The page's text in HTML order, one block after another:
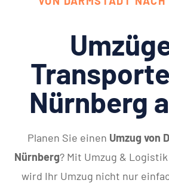
Nürnberg
Planen Sie einen Umzug von
Nürnberg? Mit Umzug &
wird Ihr Umzug nicht nur